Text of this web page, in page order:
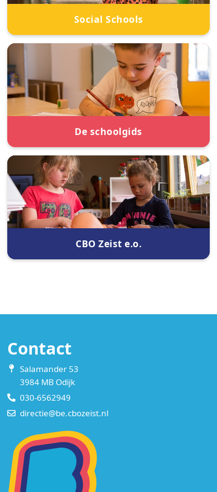
Social Schools
De schoolgids
CBO Zeist e.o.
Contact
Salamander 53
3984 MB Odijk
030-6562949
directie@be.cbozeist.nl